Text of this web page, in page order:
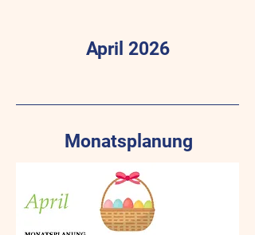
April 2026
Monatsplanung